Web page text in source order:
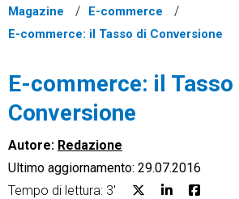
Magazine
E-commerce
E-commerce: il Tasso di Conversione
E-commerce: il Tasso
Conversione
Autore: Redazione
Ultimo aggiornamento: 29.07.2016
Tempo di lettura: 3'